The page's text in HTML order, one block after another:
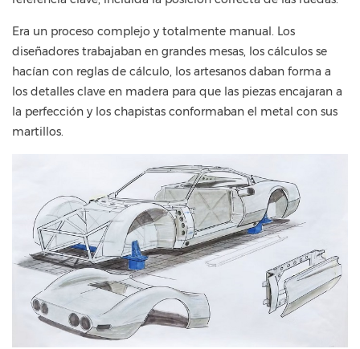
Era un proceso complejo y totalmente manual. Los
diseñadores trabajaban en grandes mesas, los cálculos se
hacían con reglas de cálculo, los artesanos daban forma a
los detalles clave en madera para que las piezas encajaran a
la perfección y los chapistas conformaban el metal con sus
martillos.